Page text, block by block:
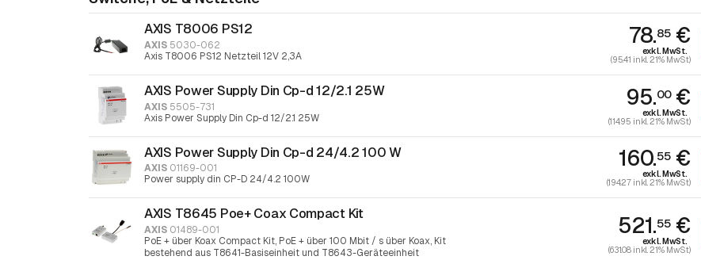
AXIS T8006 PS12
AXIS 5030-062
Axis T8006 PS12 Netzteil 12V 2,3A
78.85 €
exkl. MwSt.
(95.41 inkl. 21% MwSt)
AXIS Power Supply Din Cp-d 12/2.1 25W
AXIS 5505-731
Axis Power Supply Din Cp-d 12/2.1 25W
95.00€
exkl. MwSt.
(114.95 inkl. 21% MwSt)
AXIS Power Supply Din Cp-d 24/4.2 100 W
AXIS 01169-001
Power supply din CP-D 24/4.2 100W
160.55 €
exkl. MwSt.
(194.27 inkl. 21% MwSt)
AXIS T8645 Poe+ Coax Compact Kit
AXIS 01489-001
PoE + über Koax Compact Kit, PoE + über 100 Mbit / s über Koax, Kit
bestehend aus T8641-Basiseinheit und T8643-Geräteeinheit
521.55 €
exkl. MwSt.
(631.08 inkl. 21% MwSt)